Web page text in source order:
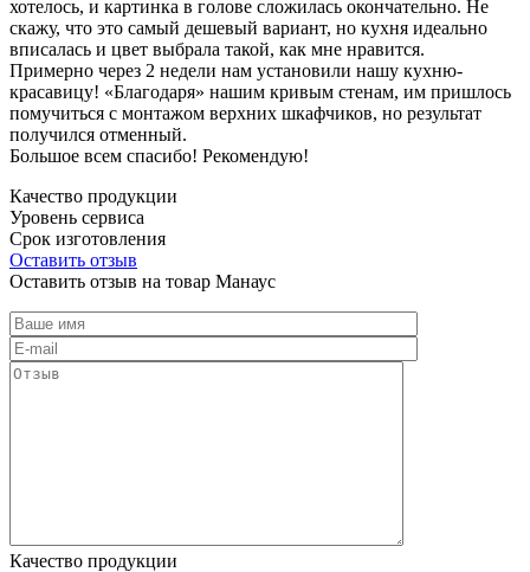
хотелось, и картинка в голове сложилась окончательно. Не
скажу, что это самый дешевый вариант, но кухня идеально
вписалась и цвет выбрала такой, как мне нравится.
Примерно через 2 недели нам установили нашу кухню-
красавицу! «Благодаря» нашим кривым стенам, им пришлось
помучиться с монтажом верхних шкафчиков, но результат
получился отменный.
Большое всем спасибо! Рекомендую!
Качество продукции
Уровень сервиса
Срок изготовления
Оставить отзыв
Оставить отзыв на товар Манаус
Качество продукции